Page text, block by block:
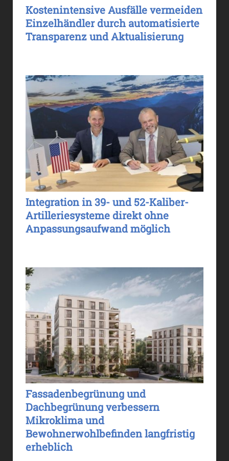
Kostenintensive Ausfälle vermeiden
Einzelhändler durch automatisierte
Transparenz und Aktualisierung
Integration in 39- und 52-Kaliber-
Artilleriesysteme direkt ohne
Anpassungsaufwand möglich
Fassadenbegrünung und
Dachbegrünung verbessern
Mikroklima und
Bewohnerwohlbefinden langfristig
erheblich